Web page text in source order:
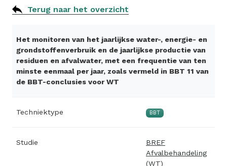
Terug naar het overzicht
Het monitoren van het jaarlijkse water-, energie- en
grondstoffenverbruik en de jaarlijkse productie van
residuen en afvalwater, met een frequentie van ten
minste eenmaal per jaar, zoals vermeld in BBT 11 van
de BBT-conclusies voor WT
Techniektype BBT
Studie
BREF
Afvalbehandeling
(WT)